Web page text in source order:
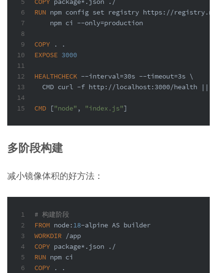
6
7
8
9
10
11
12
13
14
15
RUN npm config set registry https://
    npm ci --only=production
COPY . .
EXPOSE 3000
HEALTHCHECK --interval=30s --timeout=3s \
  CMD curl -f http://localhost:3000/health ||
CMD ["node" , "index.js"]
多阶段构建
减小镜像体积的好方法：
1
2
3
4
5
6
# 构建阶段
FROM node: 18-alpine AS builder
WORKDIR /app
COPY package*.json ./
RUN npm ci
COPY . .